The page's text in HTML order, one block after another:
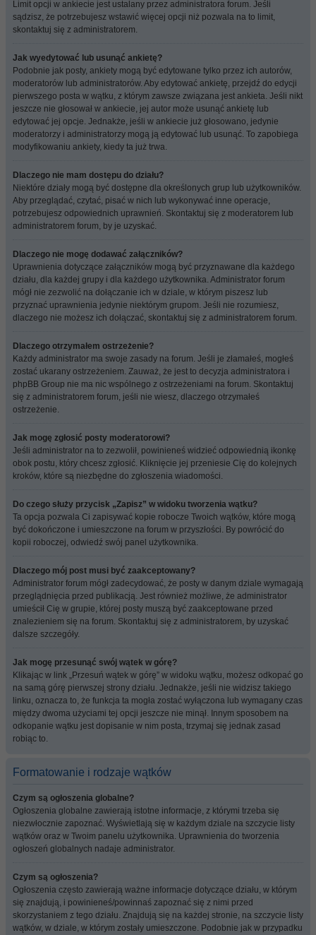
Limit opcji w ankiecie jest ustalany przez administratora forum. Jeśli
sądzisz, że potrzebujesz wstawić więcej opcji niż pozwala na to limit,
skontaktuj się z administratorem.
Jak wyedytować lub usunąć ankietę?
Podobnie jak posty, ankiety mogą być edytowane tylko przez ich autorów,
moderatorów lub administratorów. Aby edytować ankietę, przejdź do edycji
pierwszego posta w wątku, z którym zawsze związana jest ankieta. Jeśli nikt
jeszcze nie głosował w ankiecie, jej autor może usunąć ankietę lub
edytować jej opcje. Jednakże, jeśli w ankiecie już głosowano, jedynie
moderatorzy i administratorzy mogą ją edytować lub usunąć. To zapobiega
modyfikowaniu ankiety, kiedy ta już trwa.
Dlaczego nie mam dostępu do działu?
Niektóre działy mogą być dostępne dla określonych grup lub użytkowników.
Aby przeglądać, czytać, pisać w nich lub wykonywać inne operacje,
potrzebujesz odpowiednich uprawnień. Skontaktuj się z moderatorem lub
administratorem forum, by je uzyskać.
Dlaczego nie mogę dodawać załączników?
Uprawnienia dotyczące załączników mogą być przyznawane dla każdego
działu, dla każdej grupy i dla każdego użytkownika. Administrator forum
mógł nie zezwolić na dołączanie ich w dziale, w którym piszesz lub
przyznać uprawnienia jedynie niektórym grupom. Jeśli nie rozumiesz,
dlaczego nie możesz ich dołączać, skontaktuj się z administratorem forum.
Dlaczego otrzymałem ostrzeżenie?
Każdy administrator ma swoje zasady na forum. Jeśli je złamałeś, mogłeś
zostać ukarany ostrzeżeniem. Zauważ, że jest to decyzja administratora i
phpBB Group nie ma nic wspólnego z ostrzeżeniami na forum. Skontaktuj
się z administratorem forum, jeśli nie wiesz, dlaczego otrzymałeś
ostrzeżenie.
Jak mogę zgłosić posty moderatorowi?
Jeśli administrator na to zezwolił, powinieneś widzieć odpowiednią ikonkę
obok postu, który chcesz zgłosić. Kliknięcie jej przeniesie Cię do kolejnych
kroków, które są niezbędne do zgłoszenia wiadomości.
Do czego służy przycisk „Zapisz” w widoku tworzenia wątku?
Ta opcja pozwala Ci zapisywać kopie robocze Twoich wątków, które mogą
być dokończone i umieszczone na forum w przyszłości. By powrócić do
kopii roboczej, odwiedź swój panel użytkownika.
Dlaczego mój post musi być zaakceptowany?
Administrator forum mógł zadecydować, że posty w danym dziale wymagają
przeglądnięcia przed publikacją. Jest również możliwe, że administrator
umieścił Cię w grupie, której posty muszą być zaakceptowane przed
znalezieniem się na forum. Skontaktuj się z administratorem, by uzyskać
dalsze szczegóły.
Jak mogę przesunąć swój wątek w górę?
Klikając w link „Przesuń wątek w górę” w widoku wątku, możesz odkopać go
na samą górę pierwszej strony działu. Jednakże, jeśli nie widzisz takiego
linku, oznacza to, że funkcja ta mogła zostać wyłączona lub wymagany czas
między dwoma użyciami tej opcji jeszcze nie minął. Innym sposobem na
odkopanie wątku jest dopisanie w nim posta, trzymaj się jednak zasad
robiąc to.
Formatowanie i rodzaje wątków
Czym są ogłoszenia globalne?
Ogłoszenia globalne zawierają istotne informacje, z którymi trzeba się
niezwłocznie zapoznać. Wyświetlają się w każdym dziale na szczycie listy
wątków oraz w Twoim panelu użytkownika. Uprawnienia do tworzenia
ogłoszeń globalnych nadaje administrator.
Czym są ogłoszenia?
Ogłoszenia często zawierają ważne informacje dotyczące działu, w którym
się znajdują, i powinieneś/powinnaś zapoznać się z nimi przed
skorzystaniem z tego działu. Znajdują się na każdej stronie, na szczycie listy
wątków, w dziale, w którym zostały umieszczone. Podobnie jak w przypadku